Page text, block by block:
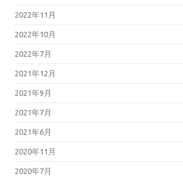
2022年11月
2022年10月
2022年7月
2021年12月
2021年9月
2021年7月
2021年6月
2020年11月
2020年7月